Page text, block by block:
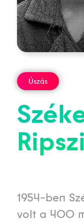
Úszás
1954-ben
volt a 400